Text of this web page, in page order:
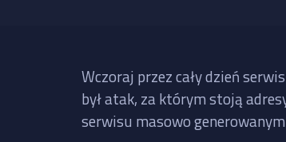
Wczoraj przez cały dzień
był atak, za którym stoją
serwisu masowo